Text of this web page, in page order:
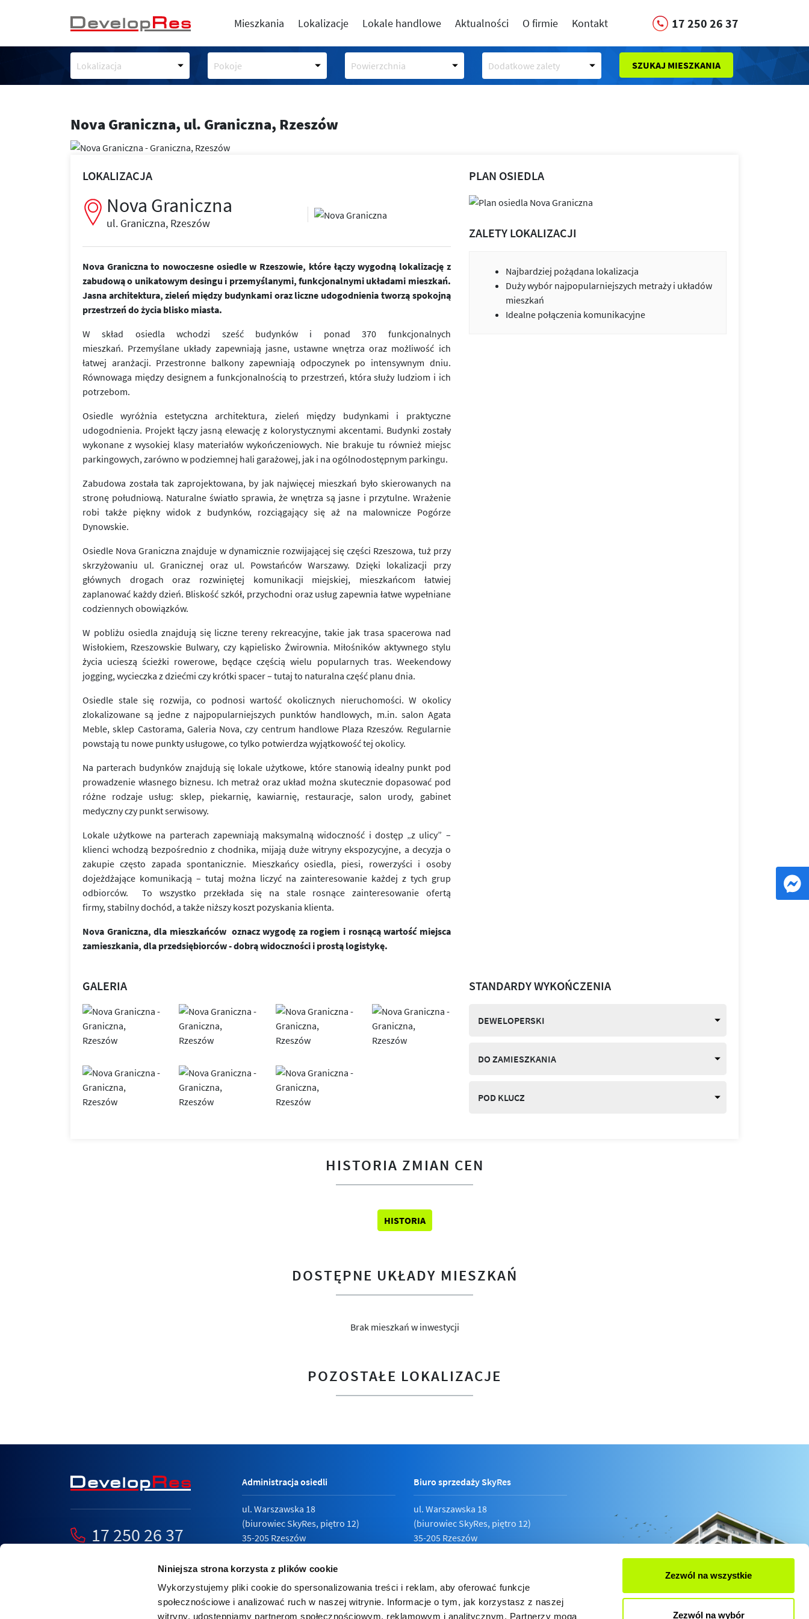
Niniejsza strona korzysta z plików cookie
Wykorzystujemy pliki cookie do spersonalizowania treści i reklam, aby oferować funkcje
społecznościowe i analizować ruch w naszej witrynie. Informacje o tym, jak korzystasz z naszej
witryny, udostępniamy partnerom społecznościowym, reklamowym i analitycznym. Partnerzy mogą
Zezwól na wszystkie
Zezwól na wybór
Mieszkania Lokalizacje Lokale handlowe Aktualności O firmie Kontakt 17 250 26 37
Lokalizacja Pokoje Powierzchnia Dodatkowe zalety SZUKAJ MIESZKANIA
Nova Graniczna, ul. Graniczna, Rzeszów
LOKALIZACJA
Nova Graniczna
ul. Graniczna, Rzeszów
Nova Graniczna to nowoczesne osiedle w Rzeszowie, które łączy wygodną lokalizację z
zabudową o unikatowym desingu i przemyślanymi, funkcjonalnymi układami mieszkań.
Jasna architektura, zieleń między budynkami oraz liczne udogodnienia tworzą spokojną
przestrzeń do życia blisko miasta.
W skład osiedla wchodzi sześć budynków i ponad 370 funkcjonalnych
mieszkań. Przemyślane układy zapewniają jasne, ustawne wnętrza oraz możliwość ich
łatwej aranżacji. Przestronne balkony zapewniają odpoczynek po intensywnym dniu.
Równowaga między designem a funkcjonalnością to przestrzeń, która służy ludziom i ich
potrzebom.
Osiedle wyróżnia estetyczna architektura, zieleń między budynkami i praktyczne
udogodnienia. Projekt łączy jasną elewację z kolorystycznymi akcentami. Budynki zostały
wykonane z wysokiej klasy materiałów wykończeniowych. Nie brakuje tu również miejsc
parkingowych, zarówno w podziemnej hali garażowej, jak i na ogólnodostępnym parkingu.
Zabudowa została tak zaprojektowana, by jak najwięcej mieszkań było skierowanych na
stronę południową. Naturalne światło sprawia, że wnętrza są jasne i przytulne. Wrażenie
robi także piękny widok z budynków, rozciągający się aż na malownicze Pogórze
Dynowskie.
Osiedle Nova Graniczna znajduje w dynamicznie rozwijającej się części Rzeszowa, tuż przy
skrzyżowaniu ul. Granicznej oraz ul. Powstańców Warszawy. Dzięki lokalizacji przy
głównych drogach oraz rozwiniętej komunikacji miejskiej, mieszkańcom łatwiej
zaplanować każdy dzień. Bliskość szkół, przychodni oraz usług zapewnia łatwe wypełniane
codziennych obowiązków.
W pobliżu osiedla znajdują się liczne tereny rekreacyjne, takie jak trasa spacerowa nad
Wisłokiem, Rzeszowskie Bulwary, czy kąpielisko Żwirownia. Miłośników aktywnego stylu
życia ucieszą ścieżki rowerowe, będące częścią wielu popularnych tras. Weekendowy
jogging, wycieczka z dziećmi czy krótki spacer – tutaj to naturalna część planu dnia.
Osiedle stale się rozwija, co podnosi wartość okolicznych nieruchomości. W okolicy
zlokalizowane są jedne z najpopularniejszych punktów handlowych, m.in. salon Agata
Meble, sklep Castorama, Galeria Nova, czy centrum handlowe Plaza Rzeszów. Regularnie
powstają tu nowe punkty usługowe, co tylko potwierdza wyjątkowość tej okolicy.
Na parterach budynków znajdują się lokale użytkowe, które stanowią idealny punkt pod
prowadzenie własnego biznesu. Ich metraż oraz układ można skutecznie dopasować pod
różne rodzaje usług: sklep, piekarnię, kawiarnię, restauracje, salon urody, gabinet
medyczny czy punkt serwisowy.
Lokale użytkowe na parterach zapewniają maksymalną widoczność i dostęp „z ulicy” –
klienci wchodzą bezpośrednio z chodnika, mijają duże witryny ekspozycyjne, a decyzja o
zakupie często zapada spontanicznie. Mieszkańcy osiedla, piesi, rowerzyści i osoby
dojeżdżające komunikacją – tutaj można liczyć na zainteresowanie każdej z tych grup
odbiorców. To wszystko przekłada się na stale rosnące zainteresowanie ofertą
firmy, stabilny dochód, a także niższy koszt pozyskania klienta.
Nova Graniczna, dla mieszkańców oznacz wygodę za rogiem i rosnącą wartość miejsca
zamieszkania, dla przedsiębiorców - dobrą widoczności i prostą logistykę.
PLAN OSIEDLA
ZALETY LOKALIZACJI
Najbardziej pożądana lokalizacja
Duży wybór najpopularniejszych metraży i układów
mieszkań
Idealne połączenia komunikacyjne
GALERIA STANDARDY WYKOŃCZENIA
DEWELOPERSKI
DO ZAMIESZKANIA
POD KLUCZ
HISTORIA ZMIAN CEN
HISTORIA
DOSTĘPNE UKŁADY MIESZKAŃ
Brak mieszkań w inwestycji
POZOSTAŁE LOKALIZACJE
17 250 26 37
Administracja osiedli
ul. Warszawska 18
(biurowiec SkyRes, piętro 12)
35-205 Rzeszów
17 789 19 87
Biuro sprzedaży SkyRes
ul. Warszawska 18
(biurowiec SkyRes, piętro 12)
35-205 Rzeszów